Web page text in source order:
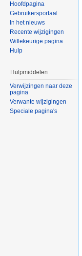
Hoofdpagina
Gebruikersportaal
In het nieuws
Recente wijzigingen
Willekeurige pagina
Hulp
Hulpmiddelen
Verwijzingen naar deze
pagina
Verwante wijzigingen
Speciale pagina's